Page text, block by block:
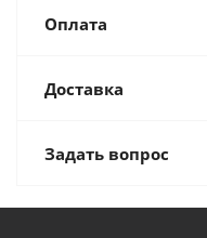
Оплата
Доставка
Задать вопрос